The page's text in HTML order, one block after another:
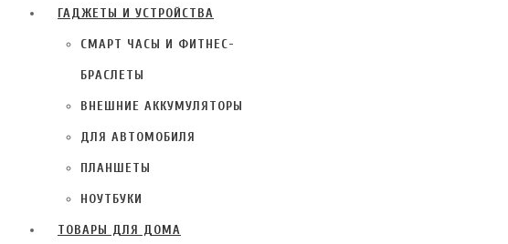
ГАДЖЕТЫ И УСТРОЙСТВА
СМАРТ ЧАСЫ И ФИТНЕС-
БРАСЛЕТЫ
ВНЕШНИЕ АККУМУЛЯТОРЫ
ДЛЯ АВТОМОБИЛЯ
ПЛАНШЕТЫ
НОУТБУКИ
ТОВАРЫ ДЛЯ ДОМА